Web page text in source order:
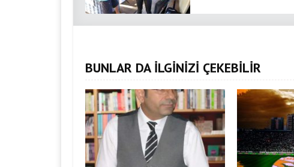
BUNLAR DA İLGİNİZİ ÇEKEBİLİR